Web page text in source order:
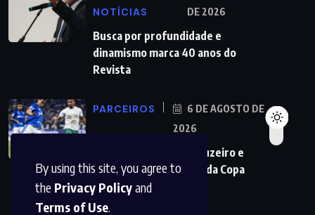
By using this site, you agree to
the Privacy Policyand
Terms of Use.
NOTÍCIAS
DE 2026
Busca por profundidade e
dinamismo marca 40 anos do
Revista
PARCEIROS
6 DE AGOSTO DE
2026
Maiores campeões, Cruzeiro e
Grêmio vão às quartas da Copa